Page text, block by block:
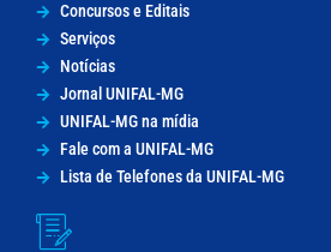
Concursos e Editais
Serviços
Notícias
Jornal UNIFAL-MG
UNIFAL-MG na mídia
Fale com a UNIFAL-MG
Lista de Telefones da UNIFAL-MG